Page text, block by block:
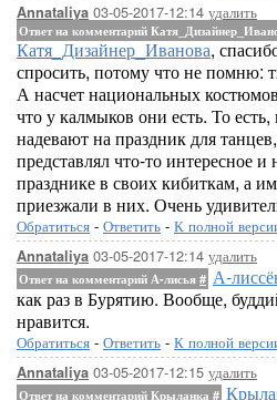
Annataliya 03-05-2017-12:14 удалить
Ответ на комментарий
Катя_Дизайнер_Иванова,
спросить, потому что не помню:
А насчет национальных
что у калмыков они есть. То
надевают на праздник для
представлял что-то интересное
празднике в своих кибиткам, а
приезжали в них. Очень
Обратиться - Ответить - К полной
Annataliya 03-05-2017-12:14 удалить
Ответ на комментарий А-лисья # А-
как раз в Бурятию. Вообще,
нравится.
Обратиться - Ответить - К полной
Annataliya 03-05-2017-12:15 удалить
Ответ на комментарий Крыланка #